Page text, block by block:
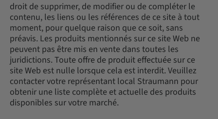
droit de supprimer, de modifier ou de compléter le
contenu, les liens ou les références de ce site à tout
moment, pour quelque raison que ce soit, sans
préavis. Les produits mentionnés sur ce site Web ne
peuvent pas être mis en vente dans toutes les
juridictions. Toute offre de produit effectuée sur ce
site Web est nulle lorsque cela est interdit. Veuillez
contacter votre représentant local Straumann pour
obtenir une liste complète et actuelle des produits
disponibles sur votre marché.